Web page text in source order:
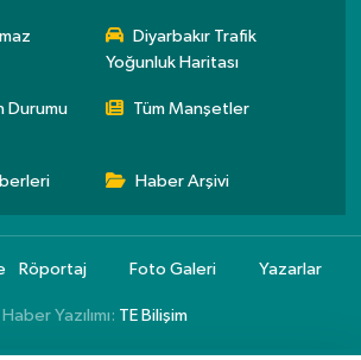
Diyarbakır Trafik
Yoğunluk Haritası
Durumu
Tüm Manşetler
Haber Arşivi
Röportaj Foto Galeri Yazarlar
Haber Yazılımı: TE Bilişim